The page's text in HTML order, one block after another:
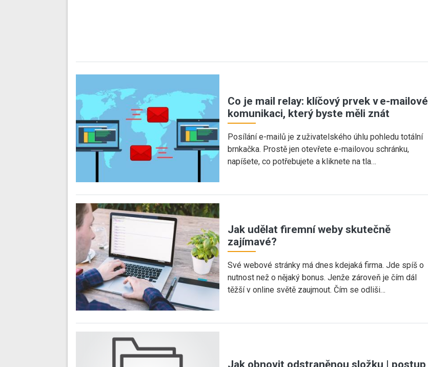
Co je mail relay: klíčový prvek v e-mailové
komunikaci, který byste měli znát
Posílání e-mailů je z uživatelského úhlu pohledu totální
brnkačka. Prostě jen otevřete e-mailovou schránku,
napíšete, co potřebujete a kliknete na tla…
Jak udělat firemní weby skutečně
zajímavé?
Své webové stránky má dnes kdejaká firma. Jde spíš o
nutnost než o nějaký bonus. Jenže zároveň je čím dál
těžší v online světě zaujmout. Čím se odliši…
Jak obnovit odstraněnou složku | postup